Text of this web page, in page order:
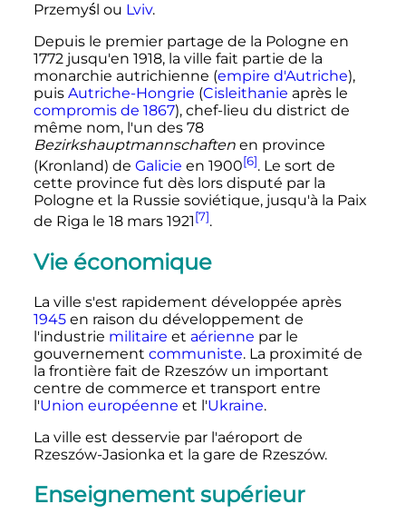
Przemyśl ou Lviv.
Depuis le premier partage de la Pologne en
1772 jusqu'en 1918, la ville fait partie de la
monarchie autrichienne (empire d'Autriche),
puis Autriche-Hongrie (Cisleithanie après le
compromis de 1867), chef-lieu du district de
même nom, l'un des 78
Bezirkshauptmannschaftenen province
(Kronland) de Galicie en 1900[6]. Le sort de
cette province fut dès lors disputé par la
Pologne et la Russie soviétique, jusqu'à la Paix
de Riga le 18 mars 1921[7].
Vie économique
La ville s'est rapidement développée après
1945en raison du développement de
l'industrie militaire et aérienne par le
gouvernement communiste. La proximité de
la frontière fait de Rzeszów un important
centre de commerce et transport entre
l'Union européenne et l'Ukraine.
La ville est desservie par l'aéroport de
Rzeszów-Jasionka et la gare de Rzeszów.
Enseignement supérieur